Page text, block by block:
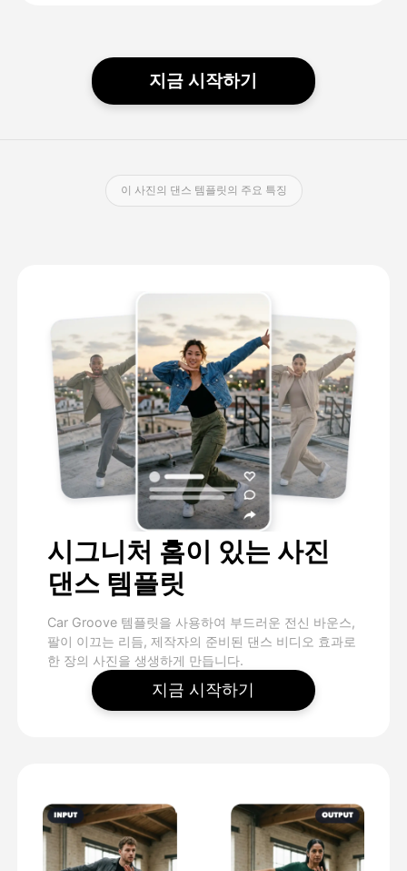
지금 시작하기
이 사진의 댄스 템플릿의 주요 특징
시그니처 홈이 있는 사진
댄스 템플릿
Car Groove 템플릿을 사용하여 부드러운 전신 바운스,
팔이 이끄는 리듬, 제작자의 준비된 댄스 비디오 효과로
한 장의 사진을 생생하게 만듭니다.
지금 시작하기